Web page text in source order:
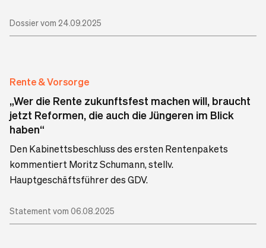
Dossier vom 24.09.2025
Rente & Vorsorge
„Wer die Rente zukunftsfest machen will, braucht
jetzt Reformen, die auch die Jüngeren im Blick
haben“
Den Kabinettsbeschluss des ersten Rentenpakets
kommentiert Moritz Schumann, stellv.
Hauptgeschäftsführer des GDV.
Statement vom 06.08.2025